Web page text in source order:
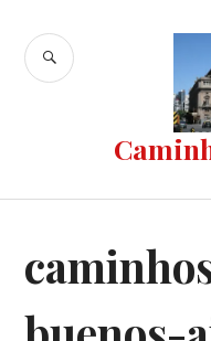
para
conteúdo
BUSCA